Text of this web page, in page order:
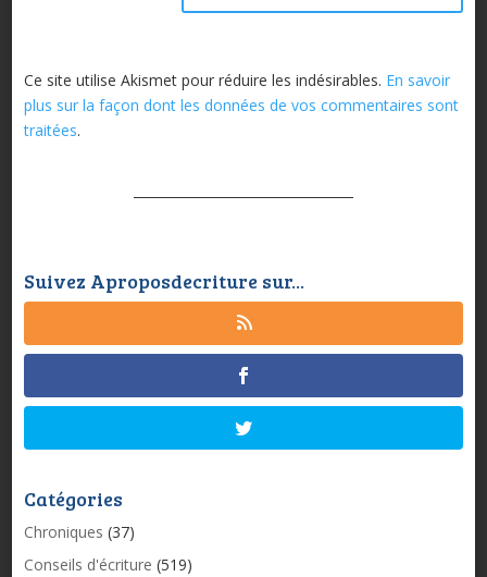
Ce site utilise Akismet pour réduire les indésirables. En savoir
plus sur la façon dont les données de vos commentaires sont
traitées.
Suivez Aproposdecriture sur...
Catégories
Chroniques (37)
Conseils d'écriture (519)